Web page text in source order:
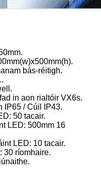
bás-réitigh.
in aon rialtóir VX6s.
IP65 / Cúil IP43.
50 tacair.
LED: 500mm 16
LED: 10 tacair.
30 ríomhaire.